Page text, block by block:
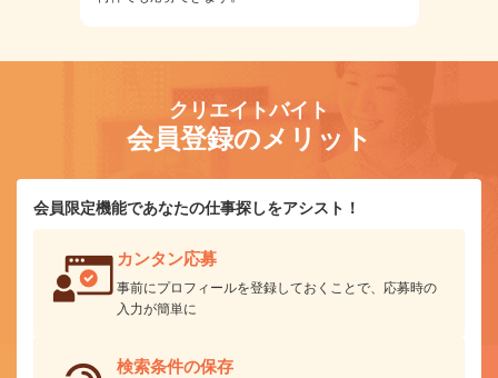
クリエイトバイト
会員登録のメリット
会員限定機能であなたの仕事探しをアシスト！
カンタン応募
事前にプロフィールを登録しておくことで、応募時の
入力が簡単に
検索条件の保存